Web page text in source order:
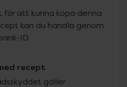
att kunna köpa denna
kan du handla genom
ID.
recept
gäller